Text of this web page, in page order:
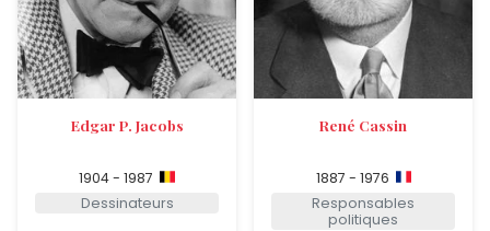
Edgar P. Jacobs
1904 - 1987
Dessinateurs
René Cassin
1887 - 1976
Responsables
politiques